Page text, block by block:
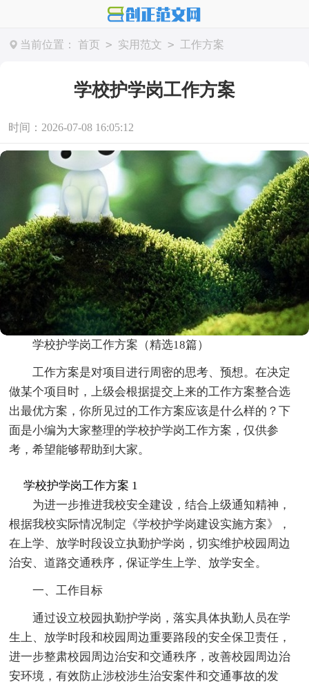
当前位置： 首页 > 实用范文 > 工作方案
学校护学岗工作方案
时间：2026-07-08 16:05:12
学校护学岗工作方案（精选18篇）
工作方案是对项目进行周密的思考、预想。在决定
做某个项目时，上级会根据提交上来的工作方案整合选
出最优方案，你所见过的工作方案应该是什么样的？下
面是小编为大家整理的学校护学岗工作方案，仅供参
考，希望能够帮助到大家。
学校护学岗工作方案 1
为进一步推进我校安全建设，结合上级通知精神，
根据我校实际情况制定《学校护学岗建设实施方案》，
在上学、放学时段设立执勤护学岗，切实维护校园周边
治安、道路交通秩序，保证学生上学、放学安全。
一、工作目标
通过设立校园执勤护学岗，落实具体执勤人员在学
生上、放学时段和校园周边重要路段的安全保卫责任，
进一步整肃校园周边治安和交通秩序，改善校园周边治
安环境，有效防止涉校涉生治安案件和交通事故的发